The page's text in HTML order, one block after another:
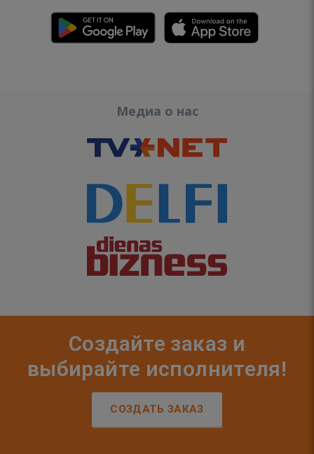
Медиа о нас
Создайте заказ и
выбирайте исполнителя!
СОЗДАТЬ ЗАКАЗ